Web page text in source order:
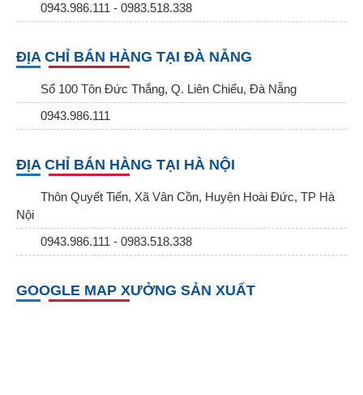
0943.986.111 - 0983.518.338
ĐỊA CHỈ BÁN HÀNG TẠI ĐÀ NẴNG
Số 100 Tôn Đức Thắng, Q. Liên Chiểu, Đà Nẵng
0943.986.111
ĐỊA CHỈ BÁN HÀNG TẠI HÀ NỘI
Thôn Quyết Tiến, Xã Vân Cồn, Huyện Hoài Đức, TP Hà
Nội
0943.986.111 - 0983.518.338
GOOGLE MAP XƯỞNG SẢN XUẤT